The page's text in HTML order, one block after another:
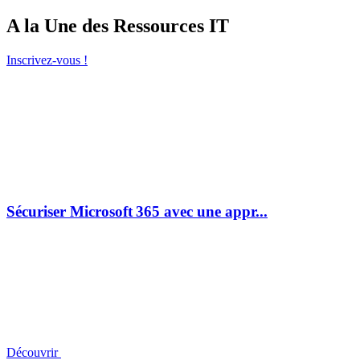
A la Une des Ressources IT
Inscrivez-vous !
Sécuriser Microsoft 365 avec une appr...
Découvrir